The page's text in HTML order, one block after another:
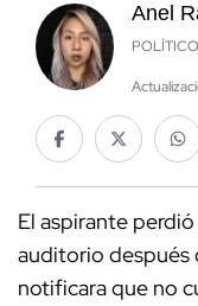
Anel
El aspirante
auditorio después
notificara que no